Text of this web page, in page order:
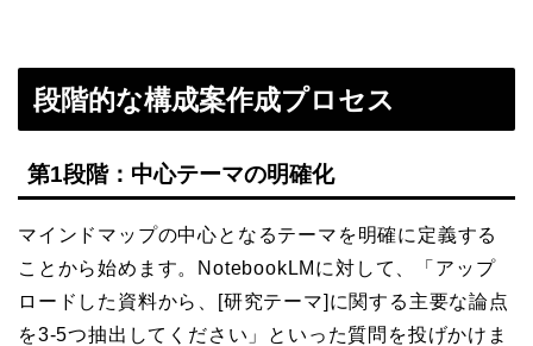
段階的な構成案作成プロセス
第1段階：中心テーマの明確化
マインドマップの中心となるテーマを明確に定義する
ことから始めます。NotebookLMに対して、「アップ
ロードした資料から、[研究テーマ]に関する主要な論点
を3-5つ抽出してください」といった質問を投げかけま